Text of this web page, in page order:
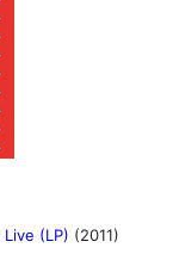
(LP) (2011)